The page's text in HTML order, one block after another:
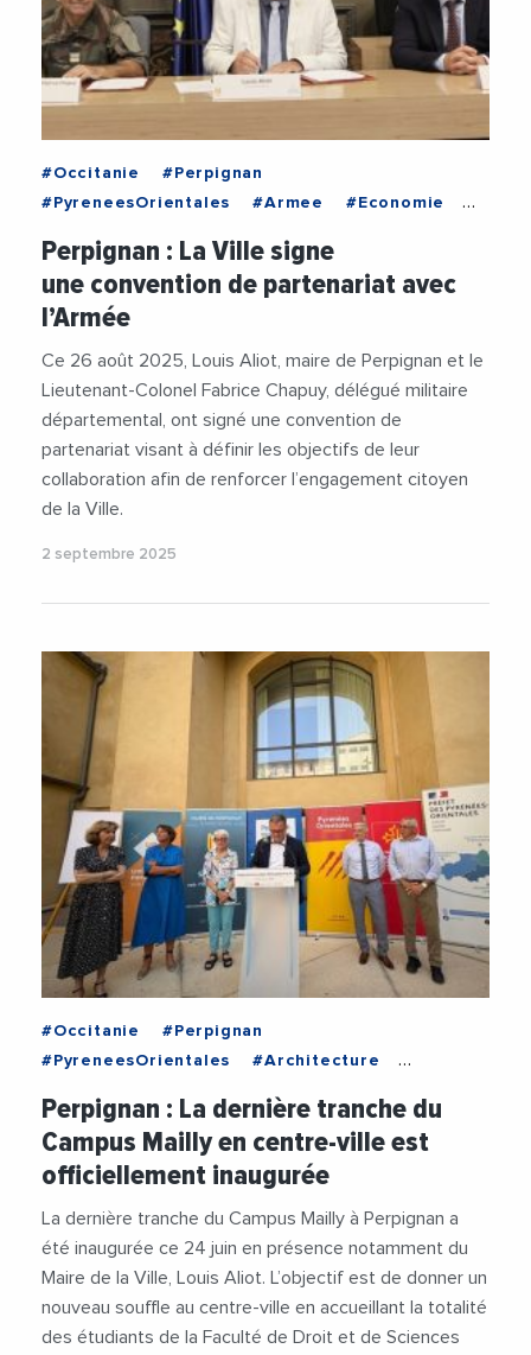
#Occitanie
#Perpignan
#PyreneesOrientales
#Armee
#Economie
Perpignan : La Ville signe
une convention de partenariat avec
l’Armée
Ce 26 août 2025, Louis Aliot, maire de Perpignan et le
Lieutenant-Colonel Fabrice Chapuy, délégué militaire
départemental, ont signé une convention de
partenariat visant à définir les objectifs de leur
collaboration afin de renforcer l’engagement citoyen
de la Ville.
2 septembre 2025
#Occitanie
#Perpignan
#PyreneesOrientales
#Architecture
#EnseignementSuperieur
#Etudiants
#Formation
#LouisAliot
#Travaux
#Universite
#VilleDePerpignan
Perpignan : La dernière tranche du
Campus Mailly en centre-ville est
officiellement inaugurée
La dernière tranche du Campus Mailly à Perpignan a
été inaugurée ce 24 juin en présence notamment du
Maire de la Ville, Louis Aliot. L’objectif est de donner un
nouveau souffle au centre-ville en accueillant la totalité
des étudiants de la Faculté de Droit et de Sciences